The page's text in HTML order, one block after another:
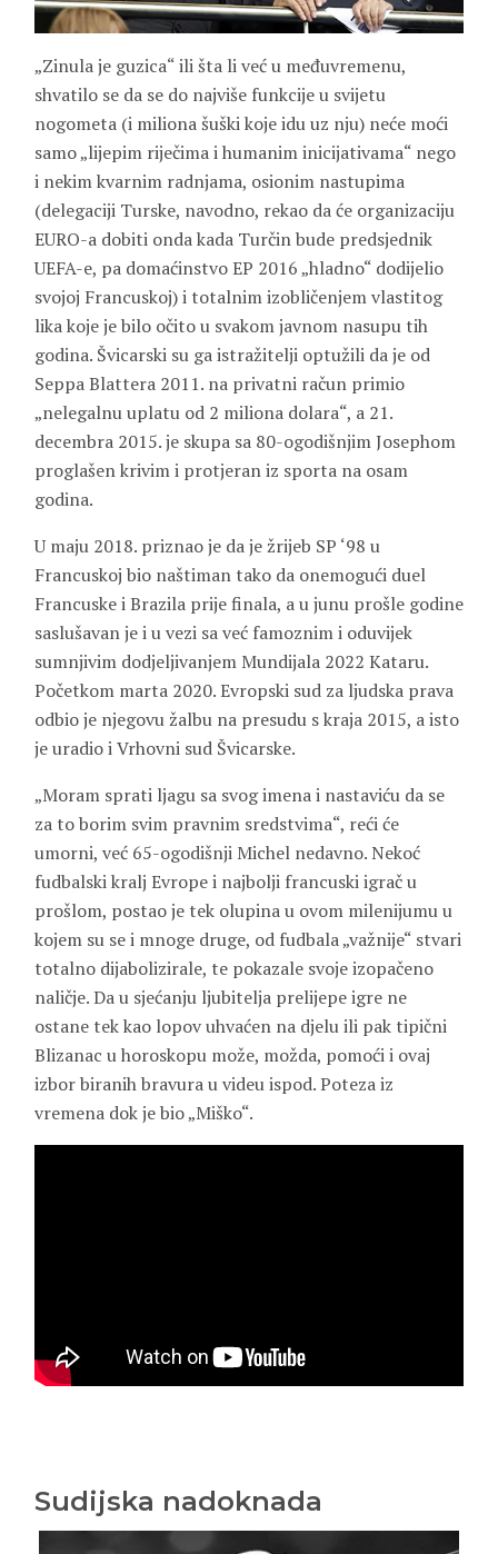
„Zinula je guzica“ ili šta li već u međuvremenu,
shvatilo se da se do najviše funkcije u svijetu
nogometa (i miliona šuški koje idu uz nju) neće moći
samo „lijepim riječima i humanim inicijativama“ nego
i nekim kvarnim radnjama, osionim nastupima
(delegaciji Turske, navodno, rekao da će organizaciju
EURO-a dobiti onda kada Turčin bude predsjednik
UEFA-e, pa domaćinstvo EP 2016 „hladno“ dodijelio
svojoj Francuskoj) i totalnim izobličenjem vlastitog
lika koje je bilo očito u svakom javnom nasupu tih
godina. Švicarski su ga istražitelji optužili da je od
Seppa Blattera 2011. na privatni račun primio
„nelegalnu uplatu od 2 miliona dolara“, a 21.
decembra 2015. je skupa sa 80-ogodišnjim Josephom
proglašen krivim i protjeran iz sporta na osam
godina.
U maju 2018. priznao je da je žrijeb SP ‘98 u
Francuskoj bio naštiman tako da onemogući duel
Francuske i Brazila prije finala, a u junu prošle godine
saslušavan je i u vezi sa već famoznim i oduvijek
sumnjivim dodjeljivanjem Mundijala 2022 Kataru.
Početkom marta 2020. Evropski sud za ljudska prava
odbio je njegovu žalbu na presudu s kraja 2015, a isto
je uradio i Vrhovni sud Švicarske.
„Moram sprati ljagu sa svog imena i nastaviću da se
za to borim svim pravnim sredstvima“, reći će
umorni, već 65-ogodišnji Michel nedavno. Nekoć
fudbalski kralj Evrope i najbolji francuski igrač u
prošlom, postao je tek olupina u ovom milenijumu u
kojem su se i mnoge druge, od fudbala „važnije“ stvari
totalno dijabolizirale, te pokazale svoje izopačeno
naličje. Da u sjećanju ljubitelja prelijepe igre ne
ostane tek kao lopov uhvaćen na djelu ili pak tipični
Blizanac u horoskopu može, možda, pomoći i ovaj
izbor biranih bravura u videu ispod. Poteza iz
vremena dok je bio „Miško“.
Sudijska nadoknada